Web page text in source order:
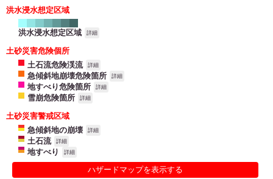
洪水浸水想定区域
洪水浸水想定区域 詳細
土砂災害危険個所
土石流危険渓流
詳細
急傾斜地崩壊危険箇所 詳細
地すべり危険箇所 詳細
雪崩危険箇所 詳細
土砂災害警戒区域
急傾斜地の崩壊
詳細
土石流 詳細
地すべり 詳細
ハザードマップを表示する